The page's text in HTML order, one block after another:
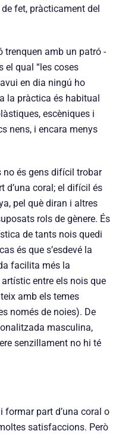
fet, pràcticament del
trenquen amb un patró -
el qual “les coses
en dia ningú ho
la pràctica és habitual
escèniques i
nens, i encara menys
no és gens difícil trobar
d’una coral; el difícil és
pel què diran i altres
rols de gènere. És
de tants nois quedi
és que s’esdevé la
facilita més la
entre els nois que
amb els temes
només de noies). De
masculina,
senzillament no hi té
formar part d’una coral o
satisfaccions. Però